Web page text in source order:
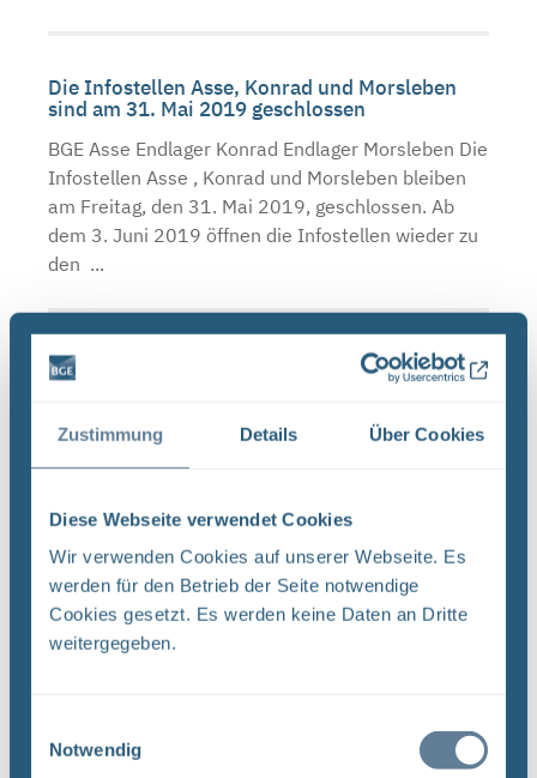
Zustimmung Details Über Cookies
Diese Webseite verwendet Cookies
Wir verwenden Cookies auf unserer Webseite. Es
werden für den Betrieb der Seite notwendige
Cookies gesetzt. Es werden keine Daten an Dritte
weitergegeben.
Notwendig
Die Infostellen Asse, Konrad und Morsleben
sind am 31. Mai 2019 geschlossen
BGE Asse Endlager Konrad Endlager Morsleben Die
Infostellen Asse , Konrad und Morsleben bleiben
am Freitag, den 31. Mai 2019, geschlossen. Ab
dem 3. Juni 2019 öffnen die Infostellen wieder zu
den ...
Infostellen am 3. und 4. Oktober 2019
geschlossen
BGE Asse Endlager Konrad Endlager Morsleben Die
den 4. Oktober 2019, aufgrund des Tags der
Neugier, Skepsis, Verständnis und viele Fragen
Unterlagenbehörde und dem Bundesamt für
Strahlenschutz (BfS) hat die Bundesgesellschaft